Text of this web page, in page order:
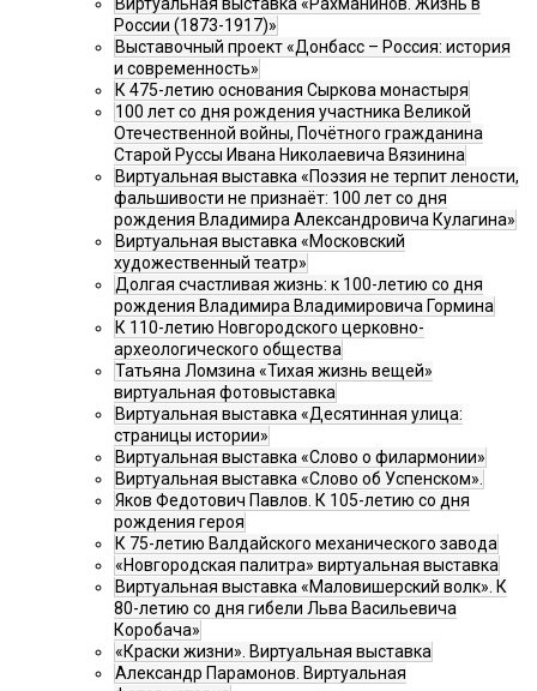
Виртуальная выставка «Рахманинов. Жизнь в
России (1873-1917)»
Выставочный проект «Донбасс – Россия: история
и современность»
К 475-летию основания Сыркова монастыря
100 лет со дня рождения участника Великой
Отечественной войны, Почётного гражданина
Старой Руссы Ивана Николаевича Вязинина
Виртуальная выставка «Поэзия не терпит лености,
фальшивости не признаёт: 100 лет со дня
рождения Владимира Александровича Кулагина»
Виртуальная выставка «Московский
художественный театр»
Долгая счастливая жизнь: к 100-летию со дня
рождения Владимира Владимировича Гормина
К 110-летию Новгородского церковно-
археологического общества
Татьяна Ломзина «Тихая жизнь вещей»
виртуальная фотовыставка
Виртуальная выставка «Десятинная улица:
страницы истории»
Виртуальная выставка «Слово о филармонии»
Виртуальная выставка «Слово об Успенском».
Яков Федотович Павлов. К 105-летию со дня
рождения героя
К 75-летию Валдайского механического завода
«Новгородская палитра» виртуальная выставка
Виртуальная выставка «Маловишерский волк». К
80-летию со дня гибели Льва Васильевича
Коробача»
«Краски жизни». Виртуальная выставка
Александр Парамонов. Виртуальная